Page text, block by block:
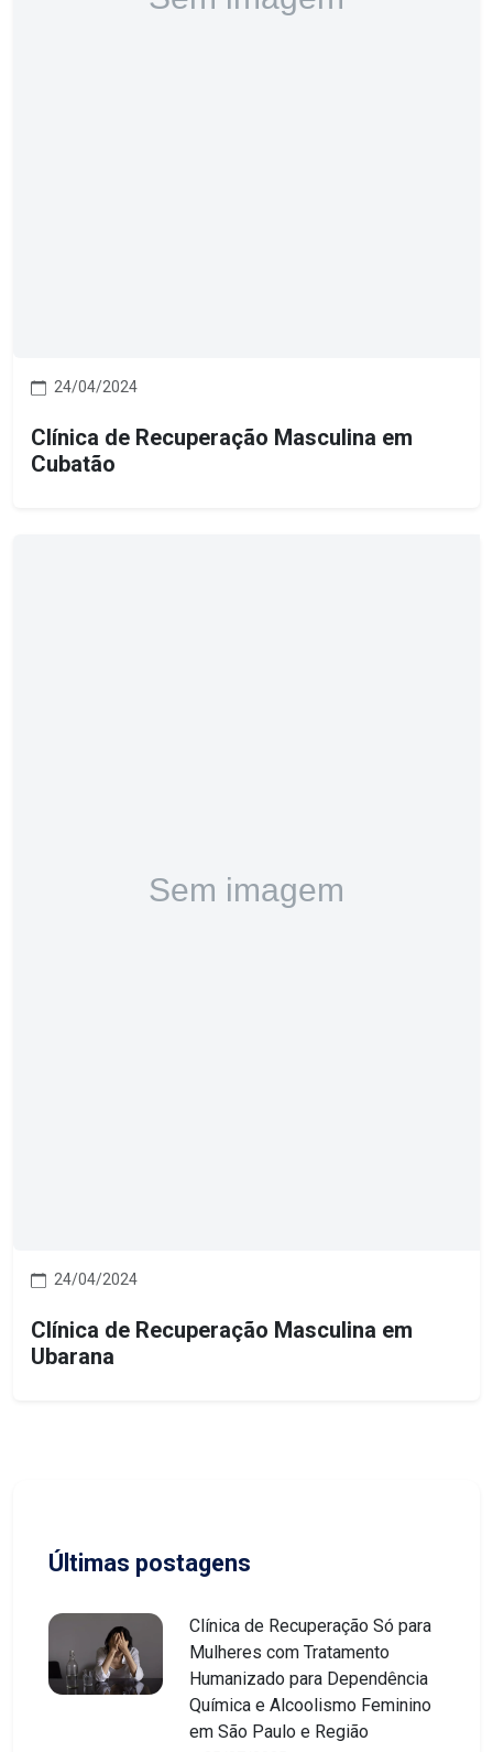
24/04/2024
Clínica de Recuperação Masculina em
Cubatão
24/04/2024
Clínica de Recuperação Masculina em
Ubarana
Últimas postagens
Clínica de Recuperação Só para
Mulheres com Tratamento
Humanizado para Dependência
Química e Alcoolismo Feminino
em São Paulo e Região